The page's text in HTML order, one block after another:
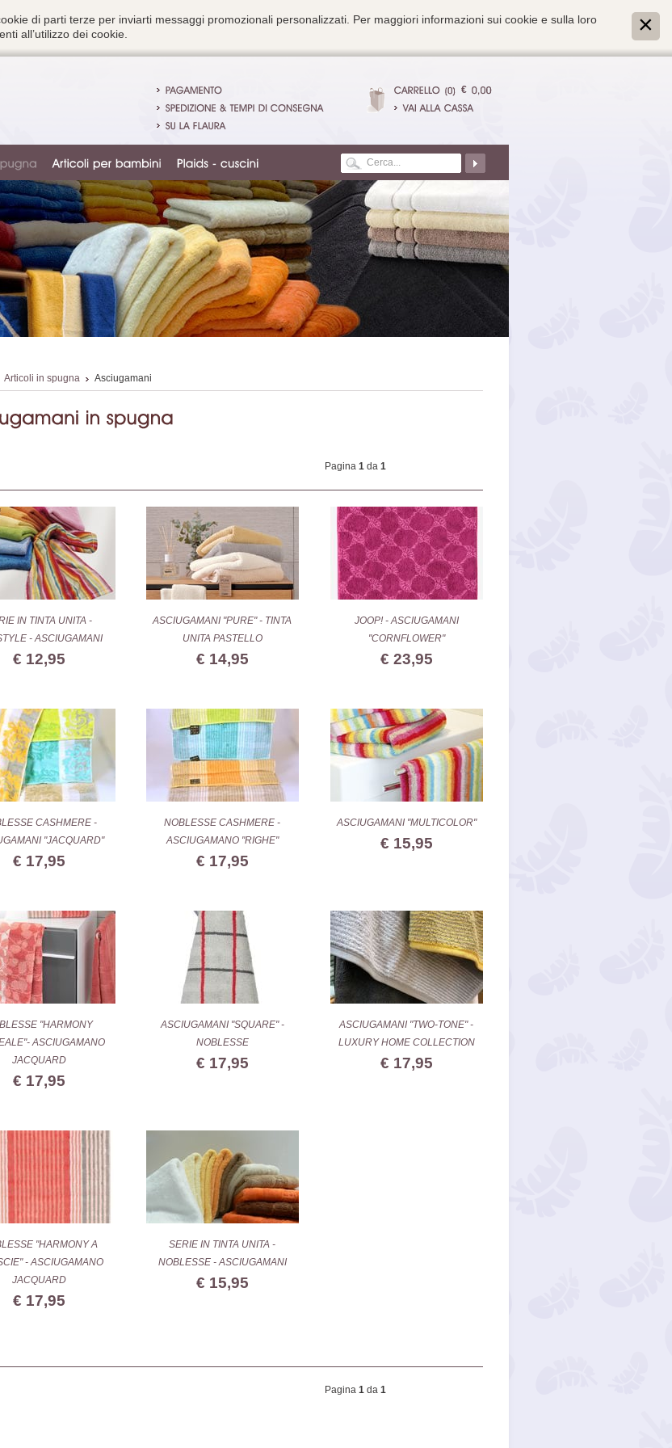
di parti terze per inviarti messaggi promozionali personalizzati. Per maggiori informazioni sui cookie e sulla loro
all’utilizzo dei cookie.
Articoli in spugna Asciugamani
Pagina 1 da 1
IN TINTA UNITA -
- ASCIUGAMANI
€ 12,95
ASCIUGAMANI "PURE" - TINTA
UNITA PASTELLO
€ 14,95
JOOP! - ASCIUGAMANI
"CORNFLOWER"
€ 23,95
CASHMERE -
"JACQUARD"
€ 17,95
NOBLESSE CASHMERE -
ASCIUGAMANO "RIGHE"
€ 17,95
ASCIUGAMANI "MULTICOLOR"
€ 15,95
"HARMONY
ASCIUGAMANO
JACQUARD
€ 17,95
ASCIUGAMANI "SQUARE" -
NOBLESSE
€ 17,95
ASCIUGAMANI "TWO-TONE" -
LUXURY HOME COLLECTION
€ 17,95
"HARMONY A
- ASCIUGAMANO
JACQUARD
€ 17,95
SERIE IN TINTA UNITA -
NOBLESSE - ASCIUGAMANI
€ 15,95
Pagina 1 da 1
€